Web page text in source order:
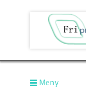
Meny